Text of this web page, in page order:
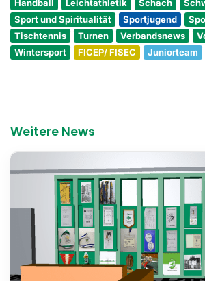
Handball
Leichtathletik Schach
Sport und Spiritualität
Sportjugend
Tischtennis
Turnen Verbandsnews
Wintersport
FICEP/ FISEC Juniorteam
Weitere News